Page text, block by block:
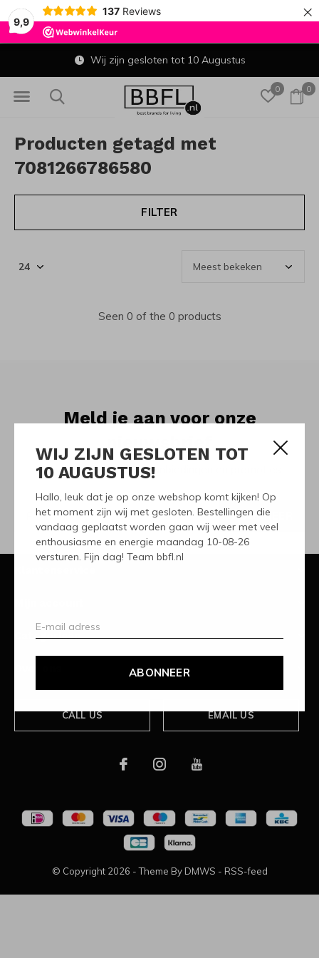
9,9
137 Reviews ×
WIJ ZIJN GESLOTEN TOT
10 AUGUSTUS!
Hallo, leuk dat je op onze webshop komt kijken! Op
het moment zijn wij met gesloten. Bestellingen die
vandaag geplaatst worden gaan wij weer met veel
enthousiasme en energie maandag 10-08-26
versturen. Fijn dag! Team bbfl.nl
ABONNEER
0 0
Wij zijn gesloten tot 10 Augustus
Producten getagd met
7081266786580
FILTER
Seen 0 of the 0 products
Meld je aan voor onze
Ontvang de nieuwste aanbiedingen en promoties
ABONNEER
Categorieën
CALL US EMAIL US
© Copyright 2026 - Theme By DMWS - RSS-feed